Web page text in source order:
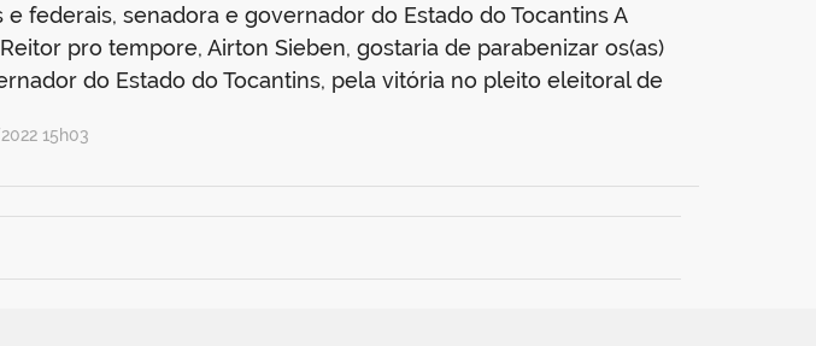
federais, senadora e governador do Estado do Tocantins A
pro tempore, Airton Sieben, gostaria de parabenizar os(as)
do Estado do Tocantins, pela vitória no pleito eleitoral de
15h03